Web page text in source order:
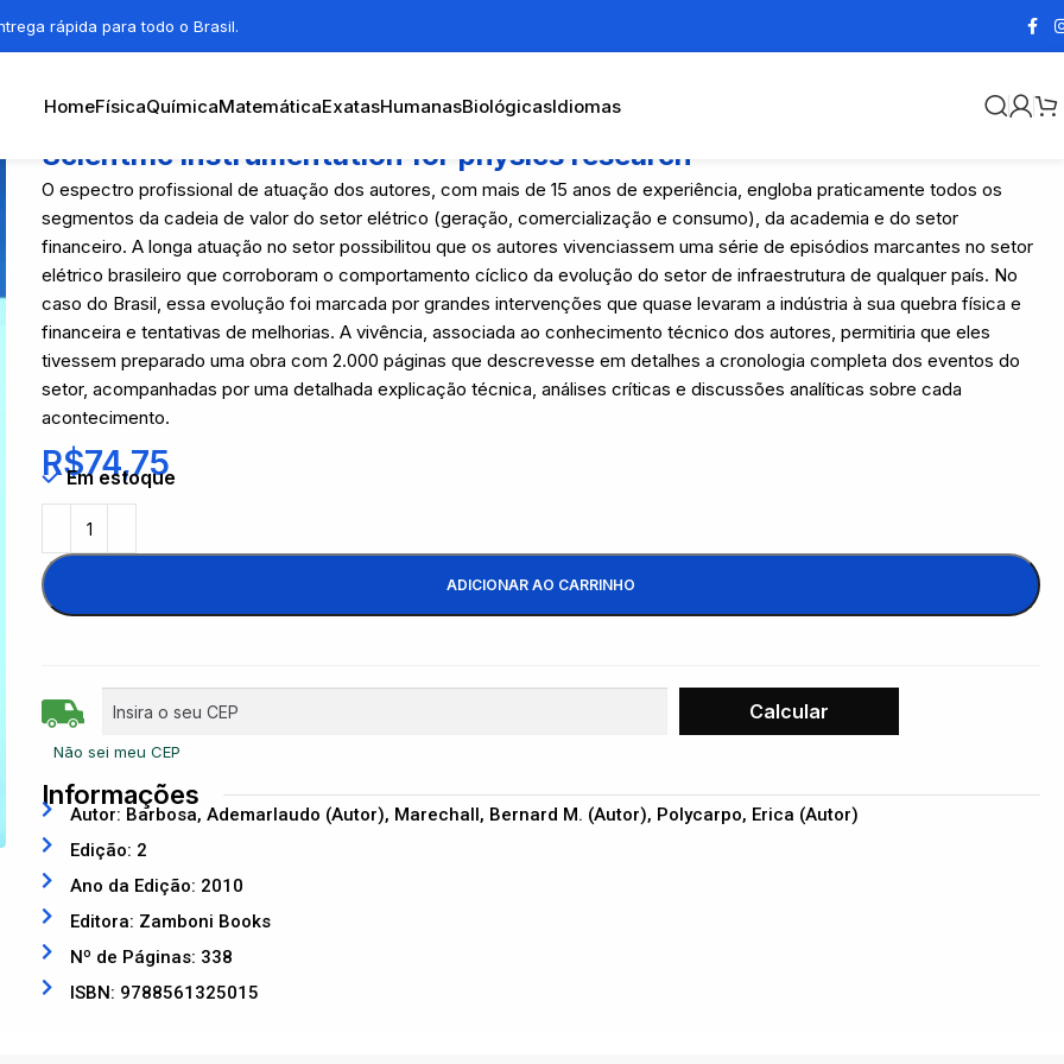
rápida para todo o Brasil.
HomeFísicaQuímicaMatemáticaExatasHumanasBiológicasIdiomas
Scientific instrumentation for physics research
O espectro profissional de atuação dos autores, com mais de 15 anos de experiência, engloba praticamente todos os
segmentos da cadeia de valor do setor elétrico (geração, comercialização e consumo), da academia e do setor
financeiro. A longa atuação no setor possibilitou que os autores vivenciassem uma série de episódios marcantes no setor
elétrico brasileiro que corroboram o comportamento cíclico da evolução do setor de infraestrutura de qualquer país. No
caso do Brasil, essa evolução foi marcada por grandes intervenções que quase levaram a indústria à sua quebra física e
financeira e tentativas de melhorias. A vivência, associada ao conhecimento técnico dos autores, permitiria que eles
tivessem preparado uma obra com 2.000 páginas que descrevesse em detalhes a cronologia completa dos eventos do
setor, acompanhadas por uma detalhada explicação técnica, análises críticas e discussões analíticas sobre cada
acontecimento.
R$74,75
Em estoque
ADICIONAR AO CARRINHO
Não sei meu CEP
Informações
Autor: Barbosa, Ademarlaudo (Autor), Marechall, Bernard M. (Autor), Polycarpo, Erica (Autor)
Edição: 2
Ano da Edição: 2010
Editora: Zamboni Books
Nº de Páginas: 338
ISBN: 9788561325015